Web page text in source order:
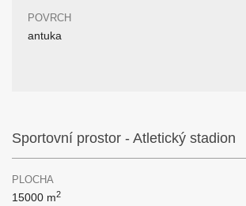
POVRCH
antuka
Sportovní prostor - Atletický stadion
PLOCHA
15000 m2